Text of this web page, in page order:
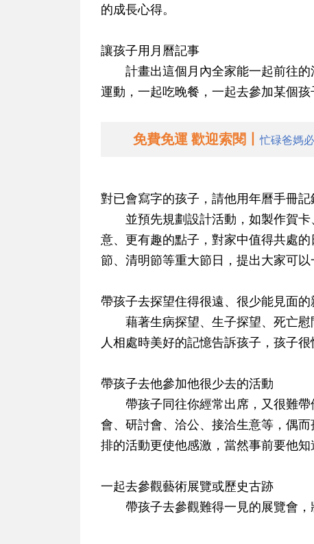
的成長心得。
讓孩子用月曆記事
計畫出這個月內全家能一起前往的
運動，一起吃晚餐，一起去參加某個
免費免運 歡迎索閱丨忙碌爸媽
對已會寫字的孩子，請他用年曆手冊
並預先規劃設計活動，如製作賀卡
意、更有趣的點子，對家中值得共處
節、清明節等重大節日，提出大家可以
帶孩子去探望住得很遠、很少能見面的
藉著生病探望、生子探望、死亡慰
人相處時美好的記憶告訴孩子，孩子
帶孩子去他參加他很少去的活動
帶孩子同往你經常出席，又很難帶
會、研討會、洽公、接洽生意等，偶
排的活動更使他感激，當然事前要他
一起去參觀藝術展覽或歷史古跡
帶孩子去參觀難得一見的展覽會，